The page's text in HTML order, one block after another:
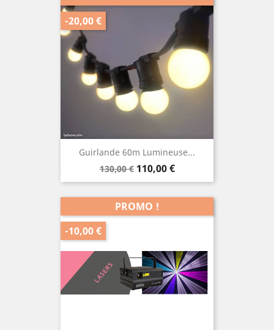
Guirlande 60m Lumineuse...
Prix
de
130,00 € Prix
110,00 €
-20,00 €
PROMO !
-10,00 €